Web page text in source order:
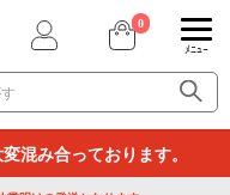
0
ﾒﾆｭｰ
混み合っております。